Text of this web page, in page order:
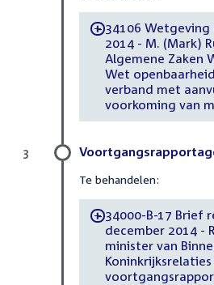
-34106 Wetgeving
2014 - M. (Mark)
Algemene Zaken
Wet
verband met
voorkoming van
Te behandelen:
-34000-B-17 Brief
december 2014 -
minister van
3